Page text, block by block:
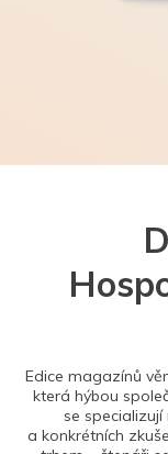
Edice magazínů
která hýbou
se
a konkrétních